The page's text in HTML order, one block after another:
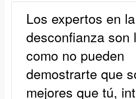
Los expertos en la
desconfianza son
como no pueden
demostrarte que
mejores que tú,